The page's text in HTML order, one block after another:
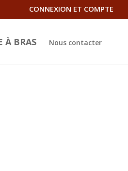
CONNEXION ET COMPTE
À BRAS Nous contacter